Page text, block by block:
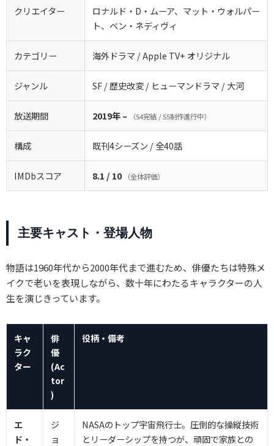
クリエイター
ロナルド・D・ムーア、マット・ウォルパー
ト、ベン・ネディヴィ
カテゴリー 海外ドラマ / Apple TV+ オリジナル
ジャンル SF / 歴史改変 / ヒューマンドラマ / 大河
放送期間 2019年 – （S4完結 / S5制作進行中）
構成 既刊4シーズン / 全40話
IMDbスコア 8.1 / 10 （全体評価）
主要キャスト・登場人物
物語は1960年代から2000年代まで進むため、俳優たちは特殊メ
イクで老いを表現しながら、数十年にわたるキャラクターの人
生を演じきっています。
キャ
ラク
ター
俳
優
(Ac
tor
)
役柄・備考
エ
ド・
ジ
ョ
NASAのトップ宇宙飛行士。圧倒的な操縦技術
とリーダーシップを持つが、頑固で家族との